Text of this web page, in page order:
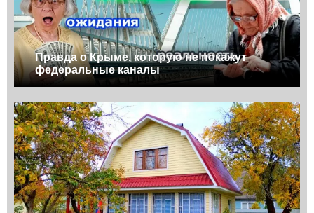
Правда о Крыме, которую не покажут
федеральные каналы